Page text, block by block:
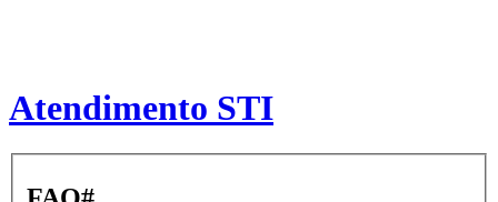
Atendimento STI